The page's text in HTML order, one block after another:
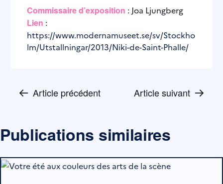
Commissaire d’exposition : Joa Ljungberg
Lien :
https://www.modernamuseet.se/sv/Stockho
lm/Utstallningar/2013/Niki-de-Saint-Phalle/
← Article précédent Article suivant →
Publications similaires